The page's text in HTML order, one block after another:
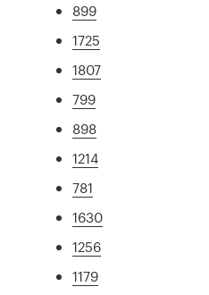
899
1725
1807
799
898
1214
781
1630
1256
1179